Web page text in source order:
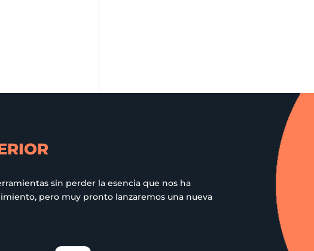
sin perder la esencia que nos ha
pero muy pronto lanzaremos una nueva